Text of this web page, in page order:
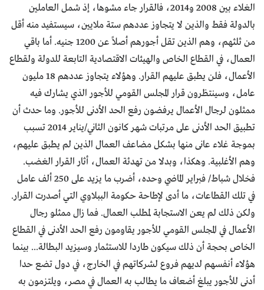
الغلاء بين 2008 و2014، فالقرار جاء مشوها، إذ شمل العاملين
بالدولة فقط والذين لا يتجاوز عددهم ستة ملايين، سيستفيد منه أقل
من ثلثهم، وهم الذين تقل أجورهم أصلاً عن 1200 جنيه. أما باقي
العمال، في القطاع الخاص والهيئات الاقتصادية التابعة للدولة ولقطاع
الأعمال، فلن يطبق عليهم القرار. وهؤلاء يتجاوز عددهم 18 مليون
عامل، وسينتظرون قرار المجلس القومي للأجور الذي يشارك فيه
ممثلون لرجال الأعمال يرفضون رفع الحد الأدنى للأجور. وما حدث أن
تطبيق الحد الأدنى على مرتبات شهر كانون الثاني/يناير 2014 تسبب
بموجة غلاء عانى منها بشكل مضاعف العمال الذين لم يطبق عليهم،
وهم الأغلبية. وهكذا، وبدلا من تهدئة العمال، أثار القرار الغضب.
فخلال شباط/ فبراير الماضي وحده، أضرب ما يزيد على 250 ألف عامل
في تلك القطاعات، ما أدى لإطاحة حكومة الببلاوي التي أصدرت القرار.
ولكن ذلك لم يعن الاستجابة لمطلب العمال. فما زال ممثلو رجال
الأعمال في المجلس القومي للأجور يقاومون رفع الحد الأدنى في القطاع
الخاص بحجة أن ذلك سيكون طاردا للاستثمار وسيزيد البطالة... بينما
هؤلاء أنفسهم لديهم فروع لشركاتهم في الخارج، في دول تضع حدا
أدنى للأجور يبلغ أضعاف ما يطالب به العمال في مصر، ويلتزمون به